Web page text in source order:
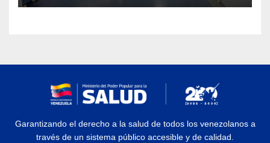
Garantizando el derecho a la salud de todos los venezolanos a
través de un sistema público accesible y de calidad.